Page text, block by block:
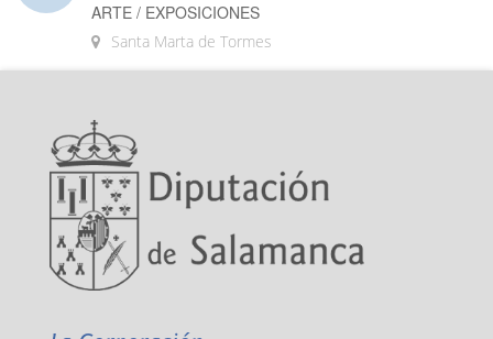
ARTE / EXPOSICIONES
Santa Marta de Tormes